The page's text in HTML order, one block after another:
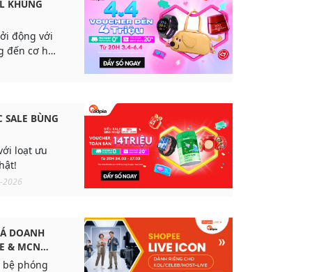
KHỦNG
động với
đến cơ hội
Đây là
SALE BÙNG
loạt ưu
2026
DOANH
& MCN
bệ phóng